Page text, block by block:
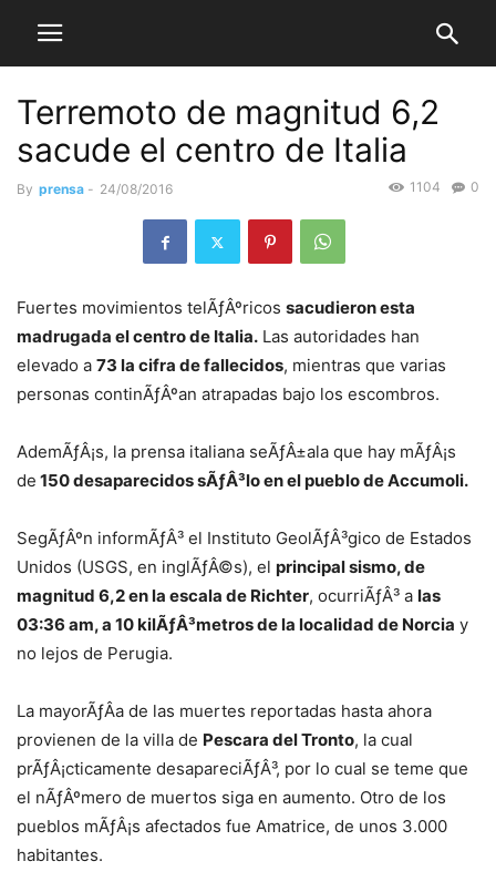
Terremoto de magnitud 6,2
sacude el centro de Italia
By prensa - 24/08/2016 0
1104
Fuertes movimientos telÃƒÂºricos sacudieron esta
madrugada el centro de Italia. Las autoridades han
elevado a 73 la cifra de fallecidos, mientras que varias
personas continÃƒÂºan atrapadas bajo los escombros.
AdemÃƒÂ¡s, la prensa italiana seÃƒÂ±ala que hay mÃƒÂ¡s
de 150 desaparecidos sÃƒÂ³lo en el pueblo de Accumoli.
SegÃƒÂºn informÃƒÂ³ el Instituto GeolÃƒÂ³gico de Estados
Unidos (USGS, en inglÃƒÂ©s), el principal sismo, de
magnitud 6,2 en la escala de Richter, ocurriÃƒÂ³ a las
03:36 am, a 10 kilÃƒÂ³metros de la localidad de Norcia y
no lejos de Perugia.
La mayorÃƒÂ­a de las muertes reportadas hasta ahora
provienen de la villa de Pescara del Tronto, la cual
prÃƒÂ¡cticamente desapareciÃƒÂ³, por lo cual se teme que
el nÃƒÂºmero de muertos siga en aumento. Otro de los
pueblos mÃƒÂ¡s afectados fue Amatrice, de unos 3.000
habitantes.